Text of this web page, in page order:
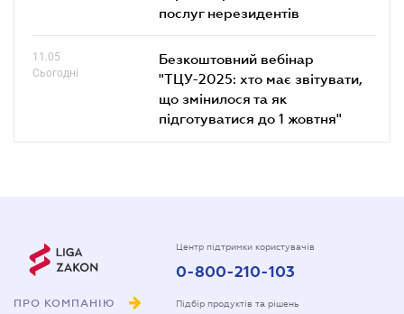
послуг нерезидентів
11.05
Сьогодні
Безкоштовний вебінар
"ТЦУ-2025: хто має звітувати,
що змінилося та як
підготуватися до 1 жовтня"
ПРО КОМПАНІЮ
Центр підтримки користувачів
0-800-210-103
Підбір продуктів та рішень